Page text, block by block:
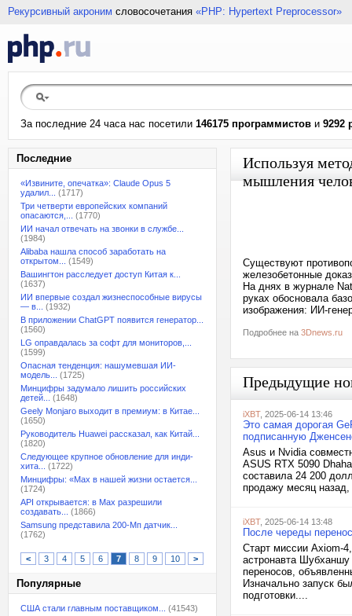
Рекурсивный акроним словосочетания «PHP: Hypertext Preprocessor»
За последние 24 часа нас посетили 146175 программистов и 9292
Последние
«Извините, опечатка»: Claude Opus 5
удалил...
(1717)
Три четверти европейских компаний
опасаются,...
(1770)
ИИ начал отвечать на звонки в службе...
(1984)
Alibaba нашла способ заработать на
открытом...
(1549)
Вашингтон расследует доступ Китая к...
(1637)
ИИ впервые создал жизнеспособные вирусы
— в...
(1932)
В приложении ChatGPT появится генератор...
(1560)
LG оправдалась за софт для мониторов,...
(1599)
Опасная тенденция: нашумевшая ИИ-
модель...
(1725)
Минцифры задумало лишить российских
детей...
(1648)
Geely Monjaro выходит в премиум: в Китае...
(1650)
Руководитель Huawei рассказал, как Китай...
(1820)
Следующее крупное обновление для инди-
хита...
(1722)
Минцифры: «Max в нашей жизни остается...
(1724)
API открывается: в Max разрешили
создавать...
(1866)
Samsung представила 200-Мп датчик...
(1762)
< 3 4 5 6 7 8 9 10 >
Популярные
США стали главным поставщиком...
(41543)
Используя
мышления
Существуют
железобетонные
На днях в журнале
руках обосновала
изображения: ИИ-
Подробнее на 3Dnews.ru
Предыдущие
iXBT, 2025-06-14 13:46
Это самая дорогая
подписанную
Asus и Nvidia
ASUS RTX 5090
составила 24 200
продажу месяц
iXBT, 2025-06-14 13:48
После череды
Старт миссии Axiom-
астронавта
переносов,
Изначально запуск
подготовки....